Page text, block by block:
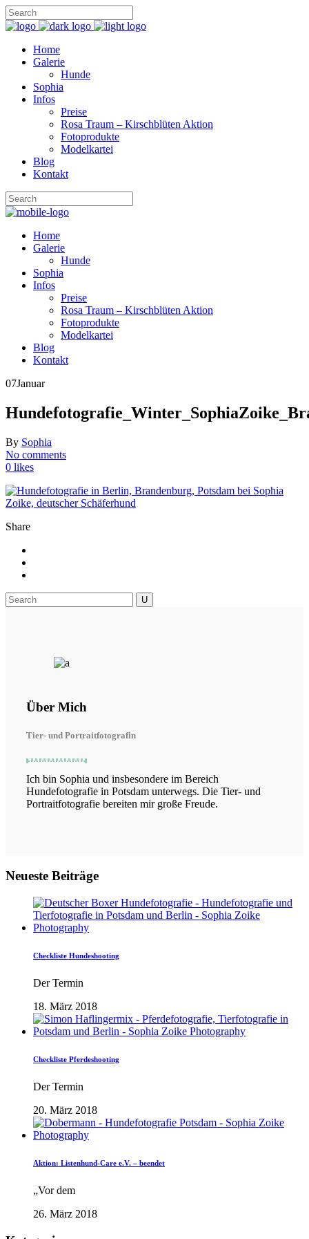
Home
Galerie
Hunde
Sophia
Infos
Preise
Rosa Traum – Kirschblüten Aktion
Fotoprodukte
Modelkartei
Blog
Kontakt
Home
Galerie
Hunde
Sophia
Infos
Preise
Rosa Traum – Kirschblüten Aktion
Fotoprodukte
Modelkartei
Blog
Kontakt
07Januar
By Sophia
No comments
0 likes
Share
Über Mich
Tier- und Portraitfotografin
Ich bin Sophia und insbesondere im Bereich
Hundefotografie in Potsdam unterwegs. Die Tier- und
Portraitfotografie bereiten mir große Freude.
Neueste Beiträge
Checkliste Hundeshooting
Der Termin
18. März 2018
Checkliste Pferdeshooting
Der Termin
20. März 2018
Aktion: Listenhund-Care e.V. – beendet
„Vor dem
26. März 2018